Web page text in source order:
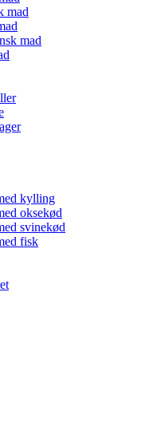
mad
mad
kylling
oksekød
svinekød
fisk